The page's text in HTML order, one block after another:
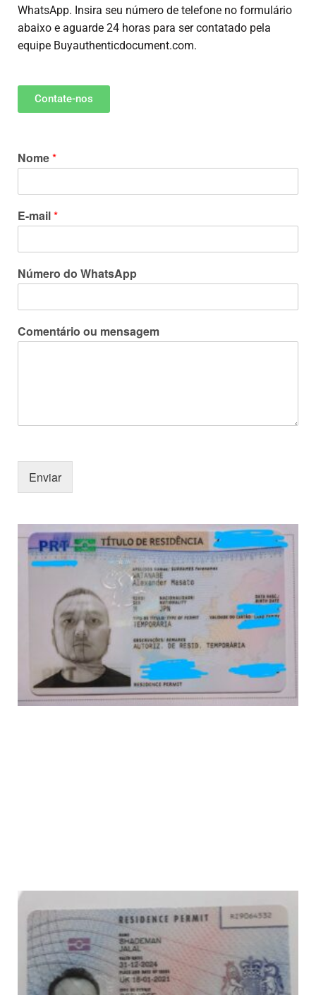
WhatsApp. Insira seu número de telefone no formulário
abaixo e aguarde 24 horas para ser contatado pela
equipe Buyauthenticdocument.com.
Contate-nos
Nome*
E-mail*
Número do WhatsApp
Comentário ou mensagem
Enviar